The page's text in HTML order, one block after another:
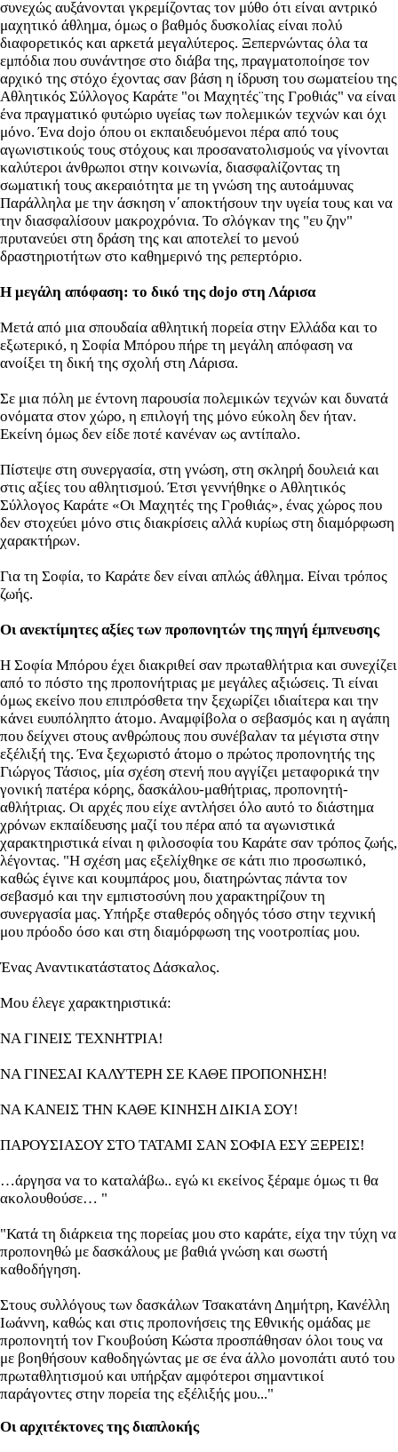
συνεχώς αυξάνονται γκρεμίζοντας τον μύθο ότι είναι αντρικό
μαχητικό άθλημα, όμως ο βαθμός δυσκολίας είναι πολύ
διαφορετικός και αρκετά μεγαλύτερος. Ξεπερνώντας όλα τα
εμπόδια που συνάντησε στο διάβα της, πραγματοποίησε τον
αρχικό της στόχο έχοντας σαν βάση η ίδρυση του σωματείου της
Αθλητικός Σύλλογος Καράτε "οι Μαχητές¨της Γροθιάς" να είναι
ένα πραγματικό φυτώριο υγείας των πολεμικών τεχνών και όχι
μόνο. Ένα dojo όπου οι εκπαιδευόμενοι πέρα από τους
αγωνιστικούς τους στόχους και προσανατολισμούς να γίνονται
καλύτεροι άνθρωποι στην κοινωνία, διασφαλίζοντας τη
σωματική τους ακεραιότητα με τη γνώση της αυτοάμυνας
Παράλληλα με την άσκηση ν΄αποκτήσουν την υγεία τους και να
την διασφαλίσουν μακροχρόνια. Το σλόγκαν της "ευ ζην"
πρυτανεύει στη δράση της και αποτελεί το μενού
δραστηριοτήτων στο καθημερινό της ρεπερτόριο.
Η μεγάλη απόφαση: το δικό της dojo στη Λάρισα
Μετά από μια σπουδαία αθλητική πορεία στην Ελλάδα και το
εξωτερικό, η Σοφία Μπόρου πήρε τη μεγάλη απόφαση να
ανοίξει τη δική της σχολή στη Λάρισα.
Σε μια πόλη με έντονη παρουσία πολεμικών τεχνών και δυνατά
ονόματα στον χώρο, η επιλογή της μόνο εύκολη δεν ήταν.
Εκείνη όμως δεν είδε ποτέ κανέναν ως αντίπαλο.
Πίστεψε στη συνεργασία, στη γνώση, στη σκληρή δουλειά και
στις αξίες του αθλητισμού. Έτσι γεννήθηκε ο Αθλητικός
Σύλλογος Καράτε «Οι Μαχητές της Γροθιάς», ένας χώρος που
δεν στοχεύει μόνο στις διακρίσεις αλλά κυρίως στη διαμόρφωση
χαρακτήρων.
Για τη Σοφία, το Καράτε δεν είναι απλώς άθλημα. Είναι τρόπος
ζωής.
Οι ανεκτίμητες αξίες των προπονητών της πηγή έμπνευσης
Η Σοφία Μπόρου έχει διακριθεί σαν πρωταθλήτρια και συνεχίζει
από το πόστο της προπονήτριας με μεγάλες αξιώσεις. Τι είναι
όμως εκείνο που επιπρόσθετα την ξεχωρίζει ιδιαίτερα και την
κάνει ευυπόληπτο άτομο. Αναμφίβολα ο σεβασμός και η αγάπη
που δείχνει στους ανθρώπους που συνέβαλαν τα μέγιστα στην
εξέλιξή της. Ένα ξεχωριστό άτομο ο πρώτος προπονητής της
Γιώργος Τάσιος, μία σχέση στενή που αγγίζει μεταφορικά την
γονική πατέρα κόρης, δασκάλου-μαθήτριας, προπονητή-
αθλήτριας. Οι αρχές που είχε αντλήσει όλο αυτό το διάστημα
χρόνων εκπαίδευσης μαζί του πέρα από τα αγωνιστικά
χαρακτηριστικά είναι η φιλοσοφία του Καράτε σαν τρόπος ζωής,
λέγοντας. "Η σχέση μας εξελίχθηκε σε κάτι πιο προσωπικό,
καθώς έγινε και κουμπάρος μου, διατηρώντας πάντα τον
σεβασμό και την εμπιστοσύνη που χαρακτηρίζουν τη
συνεργασία μας. Υπήρξε σταθερός οδηγός τόσο στην τεχνική
μου πρόοδο όσο και στη διαμόρφωση της νοοτροπίας μου.
Ένας Αναντικατάστατος Δάσκαλος.
Moυ έλεγε χαρακτηριστικά:
ΝΑ ΓΙΝΕΙΣ ΤΕΧΝΗΤΡΙΑ!
ΝΑ ΓΙΝΕΣΑΙ ΚΑΛΥΤΕΡΗ ΣΕ ΚΑΘΕ ΠΡΟΠΟΝΗΣΗ!
ΝΑ ΚΑΝΕΙΣ ΤΗΝ ΚΑΘΕ ΚΙΝΗΣΗ ΔΙΚΙΑ ΣΟΥ!
ΠΑΡΟΥΣΙΑΣΟΥ ΣΤΟ ΤΑΤΑΜΙ ΣΑΝ ΣΟΦΙΑ ΕΣΥ ΞΕΡΕΙΣ!
…άργησα να το καταλάβω.. εγώ κι εκείνος ξέραμε όμως τι θα
ακολουθούσε… "
"Κατά τη διάρκεια της πορείας μου στο καράτε, είχα την τύχη να
προπονηθώ με δασκάλους με βαθιά γνώση και σωστή
καθοδήγηση.
Στους συλλόγους των δασκάλων Τσακατάνη Δημήτρη, Κανέλλη
Ιωάννη, καθώς και στις προπονήσεις της Εθνικής ομάδας με
προπονητή τον Γκουβούση Κώστα προσπάθησαν όλοι τους να
με βοηθήσουν καθοδηγώντας με σε ένα άλλο μονοπάτι αυτό του
πρωταθλητισμού και υπήρξαν αμφότεροι σημαντικοί
παράγοντες στην πορεία της εξέλιξής μου..."
Οι αρχιτέκτονες της διαπλοκής